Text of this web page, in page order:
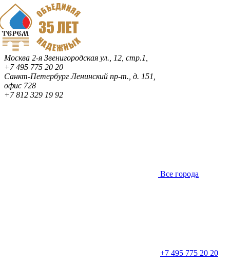
Москва 2-я Звенигородская ул., 12, стр.1,
+7 495 775 20 20
Санкт-ПетербургЛенинский пр-т., д. 151,
офис 728
+7 812 329 19 92
Все города
+7 495 775 20 20